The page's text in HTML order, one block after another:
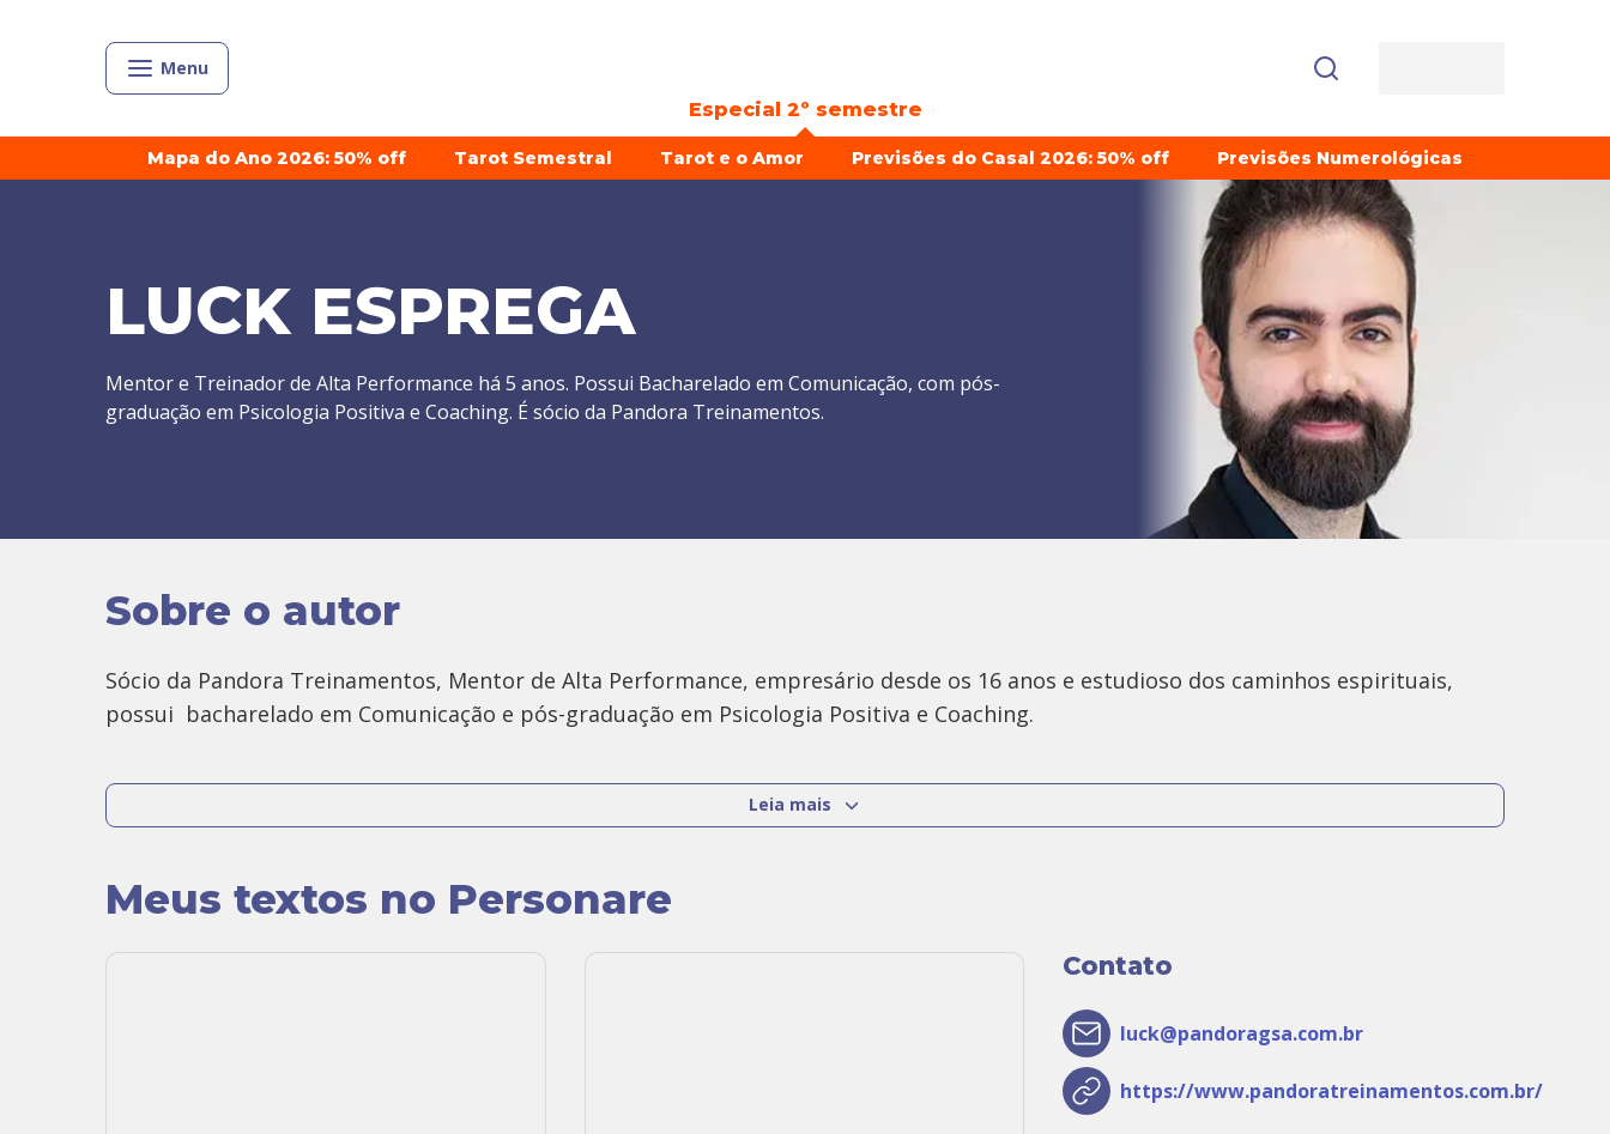
Menu
Especial 2º semestre
Mapa do Ano 2026: 50% off Tarot Semestral Tarot e o Amor Previsões do Casal 2026: 50% off Previsões Numerológicas
LUCK ESPREGA
Mentor e Treinador de Alta Performance há 5 anos. Possui Bacharelado em Comunicação, com pós-
graduação em Psicologia Positiva e Coaching. É sócio da Pandora Treinamentos.
Sobre o autor
Sócio da Pandora Treinamentos, Mentor de Alta Performance, empresário desde os 16 anos e estudioso dos caminhos espirituais,
possui bacharelado em Comunicação e pós-graduação em Psicologia Positiva e Coaching.
Site: https://www.pandoratreinamentos.com.br/
Leia mais
Meus textos no Personare
Contato
luck@pandoragsa.com.br
https://www.pandoratreinamentos.com.br/